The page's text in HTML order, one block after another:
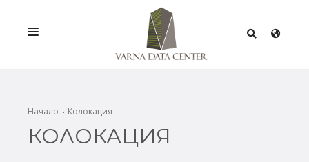
ПРОМОЦИИ
Начало Колокация
КОЛОКАЦИЯ